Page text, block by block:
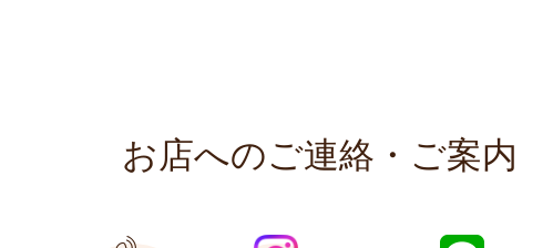
お店へのご連絡・ご案内